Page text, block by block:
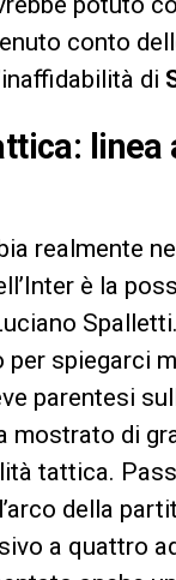
conto
di
linea
realmente
è la
spiegarci
parentesi
mostrato di
tattica.
della
a quattro